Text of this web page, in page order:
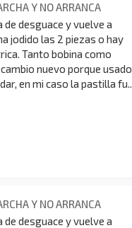
Y NO ARRANCA
desguace y vuelve a
jodido las 2 piezas o hay
Tanto bobina como
nuevo porque usado
en mi caso la pastilla fu...
Y NO ARRANCA
desguace y vuelve a